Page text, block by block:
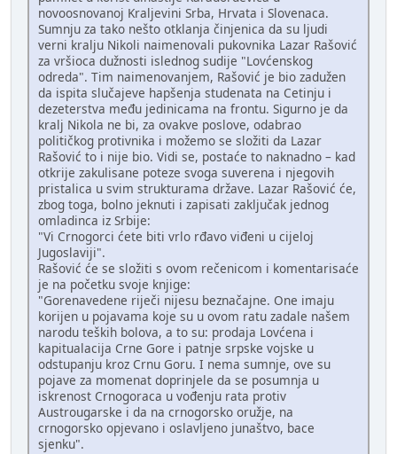
novoosnovanoj Kraljevini Srba, Hrvata i Slovenaca.
Sumnju za tako nešto otklanja činjenica da su ljudi
verni kralju Nikoli naimenovali pukovnika Lazar Rašović
za vršioca dužnosti islednog sudije "Lovćenskog
odreda". Tim naimenovanjem, Rašović je bio zadužen
da ispita slučajeve hapšenja studenata na Cetinju i
dezeterstva među jedinicama na frontu. Sigurno je da
kralj Nikola ne bi, za ovakve poslove, odabrao
političkog protivnika i možemo se složiti da Lazar
Rašović to i nije bio. Vidi se, postaće to naknadno – kad
otkrije zakulisane poteze svoga suverena i njegovih
pristalica u svim strukturama države. Lazar Rašović će,
zbog toga, bolno jeknuti i zapisati zaključak jednog
omladinca iz Srbije:
"Vi Crnogorci ćete biti vrlo rđavo viđeni u cijeloj
Jugoslaviji".
Rašović će se složiti s ovom rečenicom i komentarisaće
je na početku svoje knjige:
"Gorenavedene riječi nijesu beznačajne. One imaju
korijen u pojavama koje su u ovom ratu zadale našem
narodu teških bolova, a to su: prodaja Lovćena i
kapitualacija Crne Gore i patnje srpske vojske u
odstupanju kroz Crnu Goru. I nema sumnje, ove su
pojave za momenat doprinjele da se posumnja u
iskrenost Crnogoraca u vođenju rata protiv
Austrougarske i da na crnogorsko oružje, na
crnogorsko opjevano i oslavljeno junaštvo, bace
sjenku".